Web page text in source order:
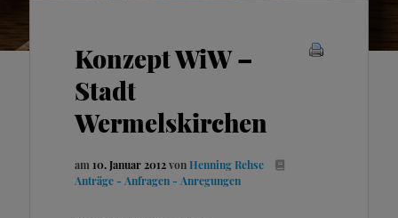
Konzept WiW –
Stadt
Wermelskirchen
am 10. Januar 2012von Henning Rehse
Anträge - Anfragen - Anregungen